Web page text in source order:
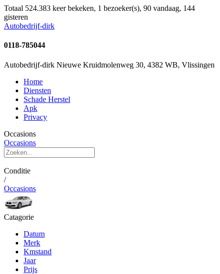
Totaal 524.383 keer bekeken, 1 bezoeker(s), 90 vandaag, 144
gisteren
Autobedrijf-dirk
0118-785044
Autobedrijf-dirk Nieuwe Kruidmolenweg 30, 4382 WB, Vlissingen
Home
Diensten
Schade Herstel
Apk
Privacy
Occasions
Occasions
Conditie
/
Occasions
Catagorie
Datum
Merk
Kmstand
Jaar
Prijs